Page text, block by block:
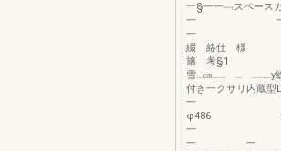
︸§一一﹁スペー
一 一＿
一 呼 一
綴 絡仕 様
旛 考§1
雪…㎝…… …
付き一クサ
一 へ…
φ486
一 一
一 一 一